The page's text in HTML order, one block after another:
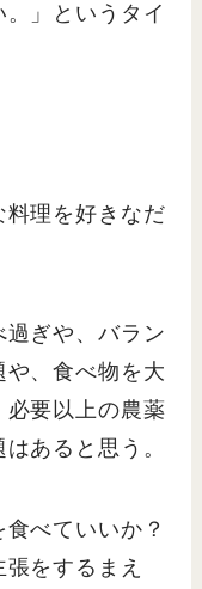
」というタイ
料理を好きなだ
ぎや、バラン
や、食べ物を大
必要以上の農薬
あると思う。
べていいか？
をするまえ